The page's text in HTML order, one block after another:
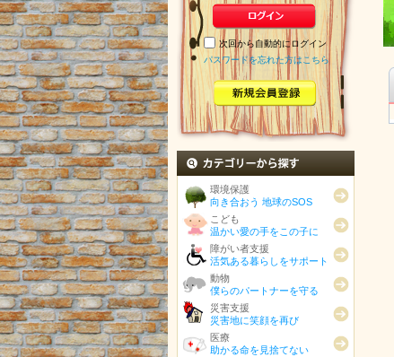
次回から自動的にログイン
パスワードを忘れた方はこちら
環境保護
向き合おう 地球のSOS
こども
温かい愛の手をこの子に
障がい者支援
活気ある暮らしをサポート
動物
僕らのパートナーを守る
災害支援
災害地に笑顔を再び
医療
助かる命を見捨てない